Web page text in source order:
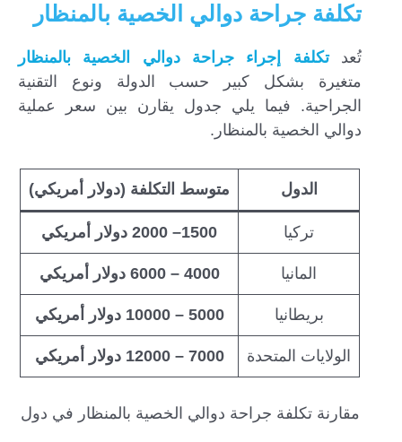
تكلفة جراحة دوالي الخصية بالمنظار
تُعدتكلفة إجراء جراحة دوالي الخصية بالمنظار
متغيرة بشكل كبير حسب الدولة ونوع التقنية
الجراحية. فيما يلي جدول يقارن بين سعر عملية
دوالي الخصية بالمنظار.
الدول متوسط التكلفة (دولار أمريكي)
تركيا 1500– 2000 دولار أمريكي
المانيا 4000 – 6000 دولار أمريكي
بريطانيا 5000 – 10000 دولار أمريكي
الولايات المتحدة 7000 – 12000 دولار أمريكي
مقارنة تكلفة جراحة دوالي الخصية بالمنظار في دول